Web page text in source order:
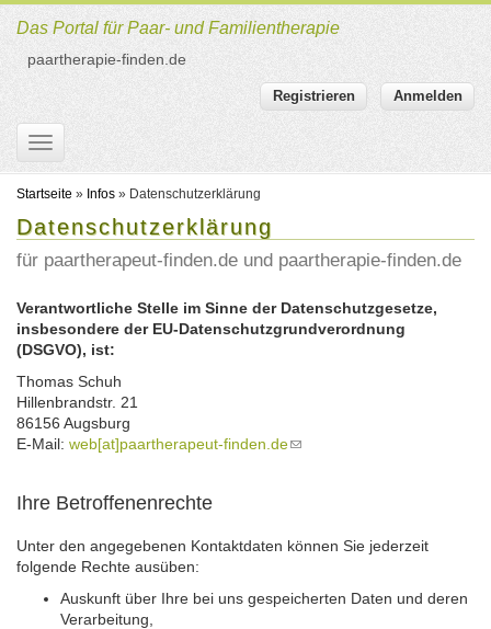
Direkt
zumDas Portal für Paar- und Familientherapie
paartherapie-finden.de
Registrieren Anmelden
Toggle navigation
Therapeuten Suche
Therapeuten finden
Therapeutenliste nach Name
Therapeutenliste nach Ort
Therapeutenliste nach Angebot
Therapeutenliste nach Methode
Qualität unserer Therapeuten
Themen
Neuste Artikel
Aktuelles
Persönlichkeitsentwicklung
Für Therapeuten
Für neue Therapeuten
Konditionen und Schritte
Als Therapeut Registrieren
Ausbildungsinstitute
Fortbildungen
Information über Qualifikation
Liste der Fachverbände
Infos
Über uns
Datenschutzerklärung
AGB
Links
Kontakt & Hilfe
Allgemeines Kontaktformular
Hilfe & Supportanfragen
Startseite » Infos » Datenschutzerklärung
Datenschutzerklärung
für paartherapeut-finden.de und paartherapie-finden.de
Verantwortliche Stelle im Sinne der Datenschutzgesetze,
insbesondere der EU-Datenschutzgrundverordnung
(DSGVO), ist:
Thomas Schuh
Hillenbrandstr. 21
86156 Augsburg
E-Mail: web[at]paartherapeut-finden.de(link
Ihre Betroffenenrechte
Unter den angegebenen Kontaktdaten können Sie jederzeit
folgende Rechte ausüben:
Auskunft über Ihre bei uns gespeicherten Daten und deren
Verarbeitung,